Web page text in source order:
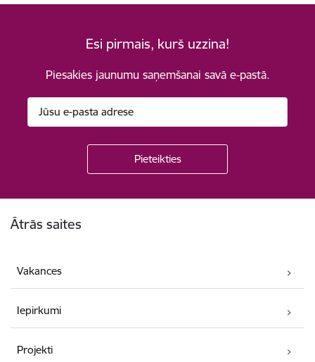
Esi pirmais, kurš uzzina!
Piesakies jaunumu saņemšanai savā e-pastā.
Ātrās saites
Vakances
Iepirkumi
Projekti